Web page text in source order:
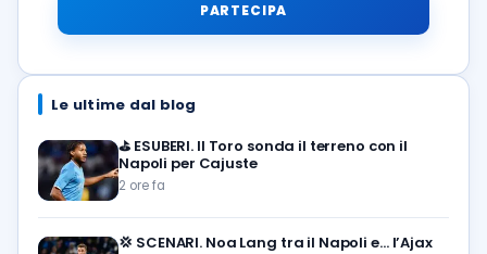
PARTECIPA
Le ultime dal blog
⛳ ESUBERI. Il Toro sonda il terreno con il
Napoli per Cajuste
2 ore fa
💢 SCENARI. Noa Lang tra il Napoli e… l’Ajax